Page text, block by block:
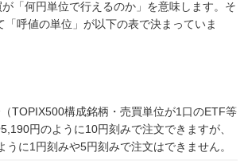
「何円単位で行えるのか」を意味します。そ
「呼値の単位」が以下の表で決まっていま
TOPIX500構成銘柄・売買単位が1口のETF等
円のように10円刻みで注文できますが、
に1円刻みや5円刻みで注文はできません。